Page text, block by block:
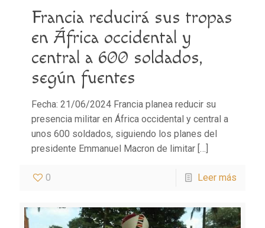
Francia reducirá sus tropas
en África occidental y
central a 600 soldados,
según fuentes
Fecha: 21/06/2024 Francia planea reducir su
presencia militar en África occidental y central a
unos 600 soldados, siguiendo los planes del
presidente Emmanuel Macron de limitar […]
0 Leer más